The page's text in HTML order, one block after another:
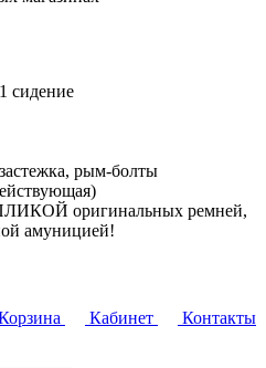
сидение
рым-болты
оригинальных ремней,
амуницией!
Кабинет
Контакты